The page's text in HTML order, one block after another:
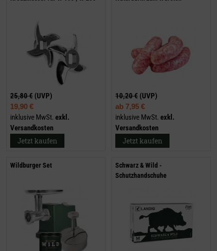
25,80 € (UVP)
19,90 €
inklusive MwSt. exkl.
Versandkosten
Jetzt kaufen
10,20 € (UVP)
ab 7,95 €
inklusive MwSt. exkl.
Versandkosten
Jetzt kaufen
Wildburger Set
Schwarz & Wild -
Schutzhandschuhe